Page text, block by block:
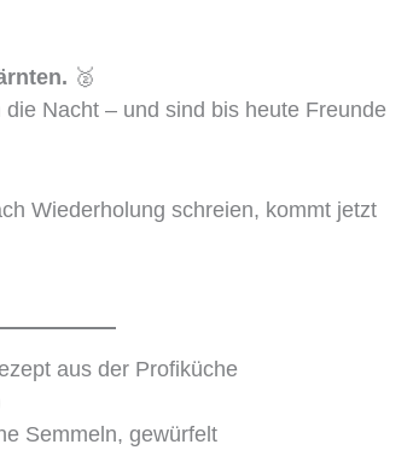
🥈
Nacht – und sind bis heute Freunde
Wiederholung schreien, kommt jetzt
aus der Profiküche
Semmeln, gewürfelt